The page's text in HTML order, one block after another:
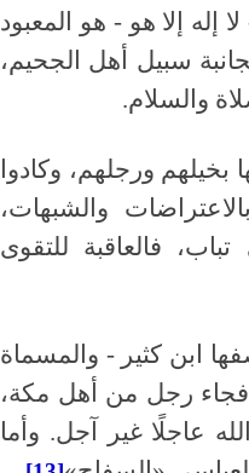
إله إلا هو - هو المعبود
سبيل أهل الجحيم،
والسلام.
ورجلهم، وكادوا
والشبهات،
فالعاقبة للتقوى
ابن كثير - والمسماة
رجل من أهل مكة،
عاجلًا غير آجل. وأما